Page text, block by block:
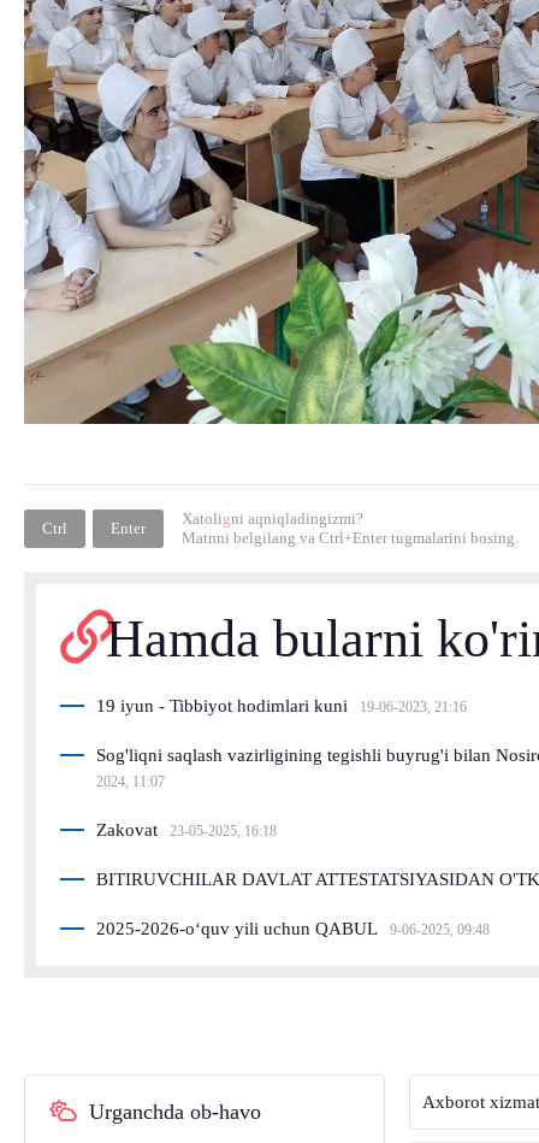
Ctrl Enter
Xatoligni aqniqladingizmi?
Matnni belgilang va Ctrl+Enter tugmalarini bosing.
Hamda bularni
19 iyun - Tibbiyot hodimlari kuni 19-06-2023, 21:16
Sog'liqni saqlash vazirligining tegishli buyrug'i bilan
2024, 11:07
Zakovat 23-05-2025, 16:18
BITIRUVCHILAR DAVLAT ATTESTATSIYASIDAN
2025-2026-o‘quv yili uchun QABUL 9-06-2025, 09:48
Urganchda ob-havo Axborot